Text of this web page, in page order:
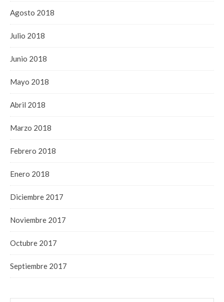
Agosto 2018
Julio 2018
Junio 2018
Mayo 2018
Abril 2018
Marzo 2018
Febrero 2018
Enero 2018
Diciembre 2017
Noviembre 2017
Octubre 2017
Septiembre 2017